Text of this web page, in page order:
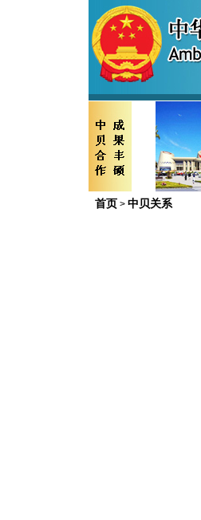
首页 > 中贝关系